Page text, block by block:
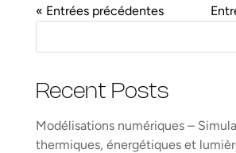
« Entrées précédentes
Recent Posts
Modélisations numériques –
thermiques, énergétiques et